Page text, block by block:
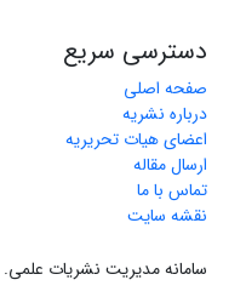
دسترسی سریع
صفحه اصلی
درباره نشریه
اعضای هیات تحریریه
ارسال مقاله
تماس با ما
نقشه سایت
سامانه مدیریت نشریات علمی.